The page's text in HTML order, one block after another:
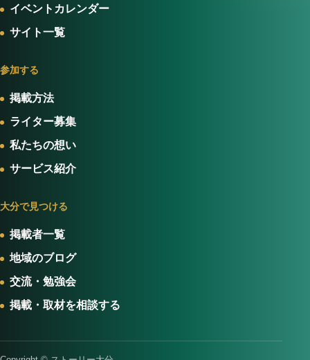
イベントカレンダー
サイト一覧
参加する
掲載方法
ライター募集
私たちの想い
サービス紹介
大分で見つける
掲載者一覧
地域のブログ
交流・勉強会
掲載・取材を相談する